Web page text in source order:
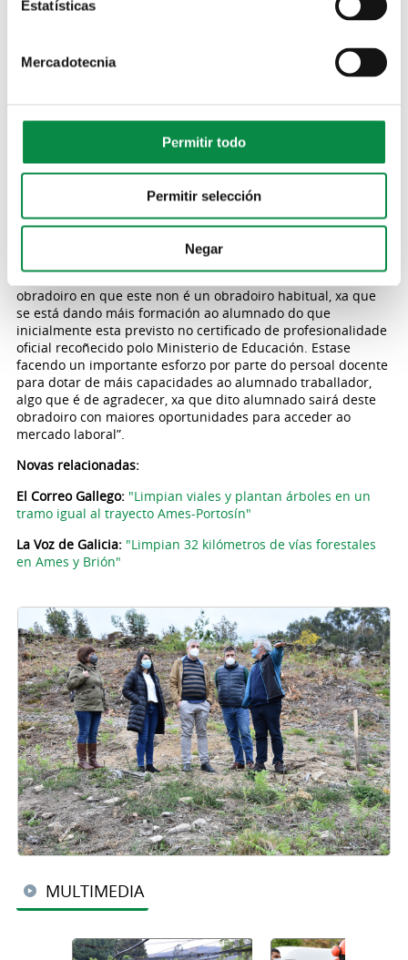
Estatísticas
Mercadotecnia
Permitir todo
Permitir selección
Negar
máis competitivo á hora de intentar entrar no mercado
Ademais, dende os Concellos de Ames e Brión estase
facendo un esforzo para que o alumnado dispoña de
de Mazaricos e Outes para ver traballos reais de
repoboación, e demostracións como a que se vai realizar o
vindeiro martes, 27 de abril, sobre traballos de tala de
madeira. Dita demostración estará impartida pola empresa
Husqvarna. Un especialista en manexo de motoserra fará
unha demostración sobre técnicas de tala de madeira.
O alcalde de Ames, Blas García, agradeceulle ao persoal
docente e máis ao alumnado do obradoiro o traballo que
están facendo. Blas García engadiu “coincido co director do
obradoiro en que este non é un obradoiro habitual, xa que
se está dando máis formación ao alumnado do que
inicialmente esta previsto no certificado de profesionalidade
oficial recoñecido polo Ministerio de Educación. Estase
facendo un importante esforzo por parte do persoal docente
para dotar de máis capacidades ao alumnado traballador,
algo que é de agradecer, xa que dito alumnado sairá deste
obradoiro con maiores oportunidades para acceder ao
mercado laboral”.
Novas relacionadas:
El Correo Gallego: "Limpian viales y plantan árboles en un
tramo igual al trayecto Ames-Portosín"
La Voz de Galicia: "Limpian 32 kilómetros de vías forestales
en Ames y Brión"
MULTIMEDIA